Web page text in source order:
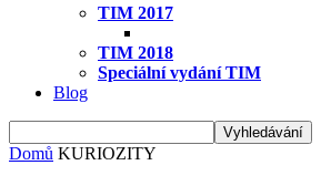
TIM 2017
TIM 2018
Speciální vydání TIM
Blog
Domů KURIOZITY